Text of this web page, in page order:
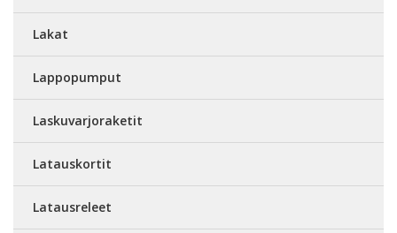
Lakat
Lappopumput
Laskuvarjoraketit
Latauskortit
Latausreleet